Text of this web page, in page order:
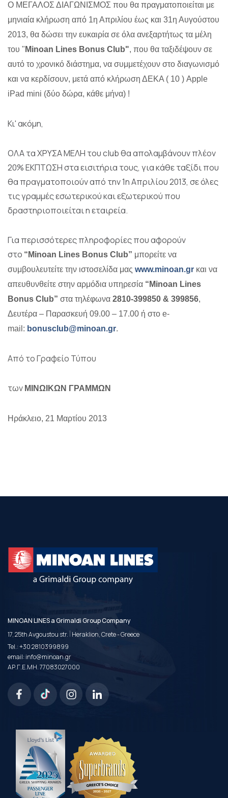
Ο ΜΕΓΑΛΟΣ ΔΙΑΓΩΝΙΣΜΟΣ που θα πραγματοποιείται με
μηνιαία κλήρωση από 1η Απριλίου έως και 31η Αυγούστου
2013, θα δώσει την ευκαιρία σε όλα ανεξαρτήτως τα μέλη
του " Minoan Lines Bonus Club", που θα ταξιδέψουν σε
αυτό το χρονικό διάστημα, να συμμετέχουν στο διαγωνισμό
και να κερδίσουν, μετά από κλήρωση ΔΕΚΑ ( 10 ) Apple
iPad mini (δύο δώρα, κάθε μήνα) !
Κι' ακόμη,
ΟΛΑ τα ΧΡΥΣΑ ΜΕΛΗ του club θα απολαμβάνουν πλέον
20% ΕΚΠΤΩΣΗ στα εισιτήρια τους, για κάθε ταξίδι που
θα πραγματοποιούν από την 1η Απριλίου 2013, σε όλες
τις γραμμές εσωτερικού και εξωτερικού που
δραστηριοποιείται η εταιρεία.
Για περισσότερες πληροφορίες που αφορούν
στο “Minoan Lines Bonus Club” μπορείτε να
συμβουλευτείτε την ιστοσελίδα μας www.minoan.gr και να
απευθυνθείτε στην αρμόδια υπηρεσία “Minoan Lines
Bonus Club” στα τηλέφωνα 2810-399850 & 399856,
Δευτέρα – Παρασκευή 09.00 – 17.00 ή στο e-
mail: bonusclub@minoan.gr.
Από το Γραφείο Τύπου
των ΜΙΝΩΙΚΩΝ ΓΡΑΜΜΩΝ
Ηράκλειο, 21 Μαρτίου 2013
MINOAN LINES a Grimaldi Group Company
17, 25th Avgoustou str. | Heraklion, Crete - Greece
Tel.:+30 2810399899
email:info@minoan.gr
ΑΡ.Γ.Ε.ΜΗ. 77083027000